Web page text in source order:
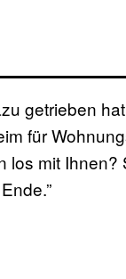
getrieben
für
los mit